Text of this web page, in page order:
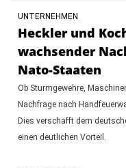
UNTERNEHMEN
Heckler und
wachsender
Nato-Staaten
Ob Sturmgewehre,
Nachfrage nach
Dies verschafft dem
einen deutlichen Vorteil.